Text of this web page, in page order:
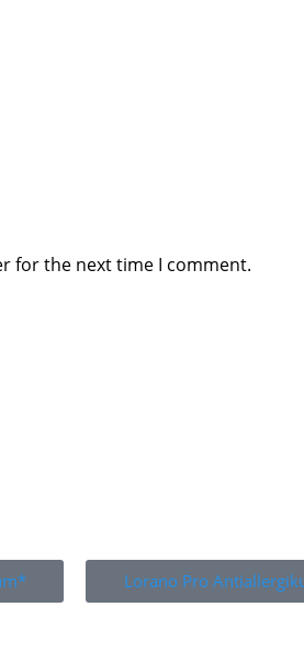
for the next time I comment.
Lorano Pro